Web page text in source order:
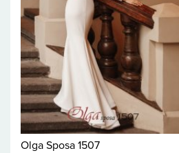
Olga Sposa 1507